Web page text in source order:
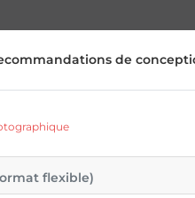
de
flexible)